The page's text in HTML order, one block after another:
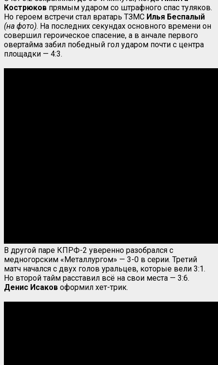
Кострюков прямым ударом со штрафного спас туляков.
Но героем встречи стал вратарь ТЗМС Илья Беспалый
(на фото). На последних секундах основного времени он
совершил героическое спасение, а в анчале первого
овертайма забил победный гол ударом почти с центра
площадки — 4:3.
В другой паре КПРФ-2 уверенно разобрался с
медногорским «Металлургом» — 3-0 в серии. Третий
матч начался с двух голов уральцев, которые вели 3:1.
Но второй тайм расставил всё на свои места — 3:6.
Денис Исаков оформил хет-трик.